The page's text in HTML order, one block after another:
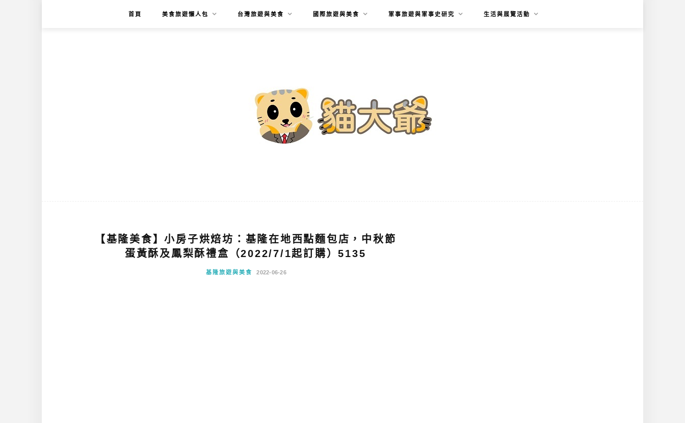
首頁 美食旅遊懶人包 台灣旅遊與美食 國際旅遊與美食 軍事旅遊與軍事史研究 生活與展覽活動
【基隆美食】小房子烘焙坊：基隆在地西點麵包店，中秋節
蛋黃酥及鳳梨酥禮盒（2022/7/1起訂購）5135
基隆旅遊與美食 2022-06-26